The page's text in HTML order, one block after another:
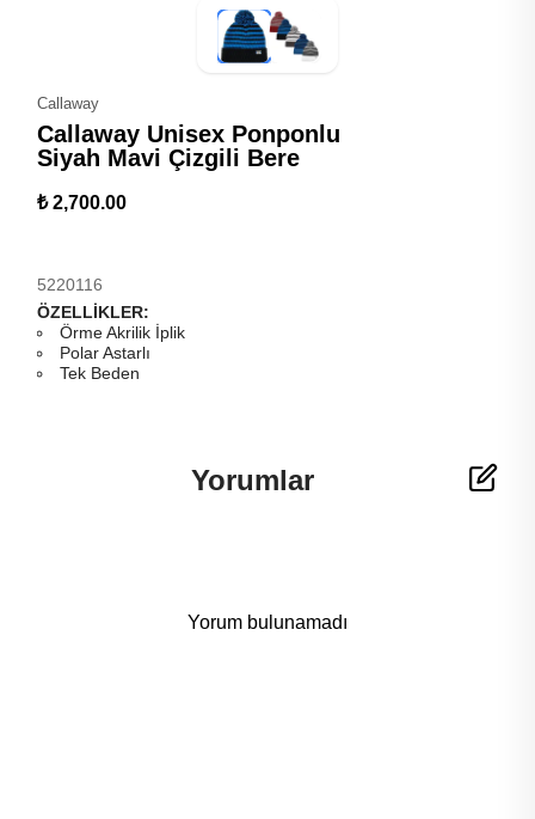
Callaway
Callaway Unisex Ponponlu
Siyah Mavi Çizgili Bere
₺ 2,700.00
5220116
ÖZELLİKLER:
Örme Akrilik İplik
Polar Astarlı
Tek Beden
Yorumlar
Yorum bulunamadı